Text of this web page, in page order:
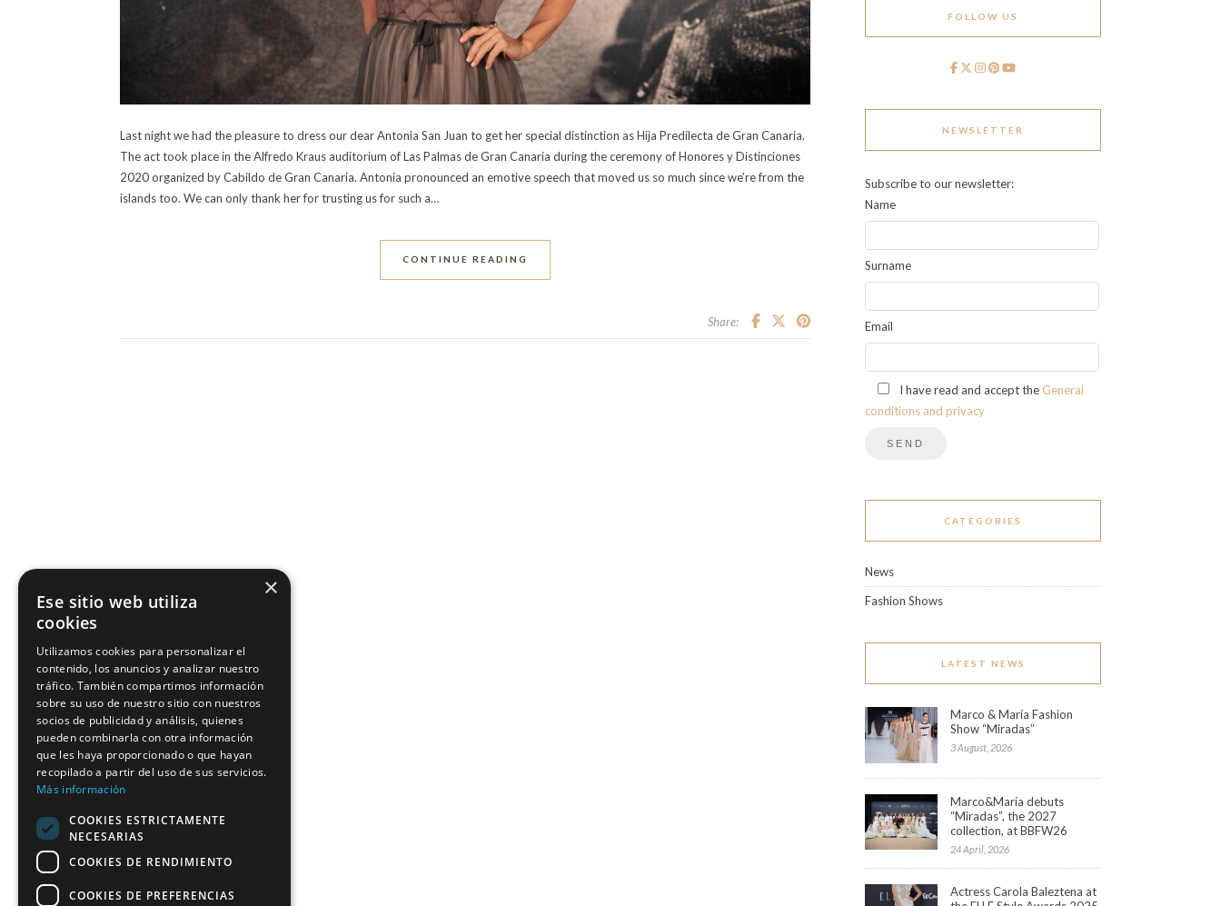
Last night we had the pleasure to dress our dear Antonia San Juan to get her special distinction as Hija Predilecta de Gran Canaria.
The act took place in the Alfredo Kraus auditorium of Las Palmas de Gran Canaria during the ceremony of Honores y Distinciones
2020 organized by Cabildo de Gran Canaria. Antonia pronounced an emotive speech that moved us so much since we’re from the
islands too. We can only thank her for trusting us for such a…
CONTINUE READING
Share:
FOLLOW US
NEWSLETTER
Subscribe to our newsletter:
Name
Surname
Email
I have read and accept the General
conditions and privacy
CATEGORIES
News
Fashion Shows
LATEST NEWS
Marco & María Fashion
Show “Miradas”
3 August, 2026
Marco&María debuts
“Miradas”, the 2027
collection, at BBFW26
24 April, 2026
Actress Carola Baleztena at
×
Ese sitio web utiliza
cookies
Utilizamos cookies para personalizar el
contenido, los anuncios y analizar nuestro
tráfico. También compartimos información
sobre su uso de nuestro sitio con nuestros
socios de publicidad y análisis, quienes
pueden combinarla con otra información
que les haya proporcionado o que hayan
recopilado a partir del uso de sus servicios.
Más información
COOKIES ESTRICTAMENTE
NECESARIAS
COOKIES DE RENDIMIENTO
COOKIES DE PREFERENCIAS